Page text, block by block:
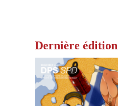
Dernière édition